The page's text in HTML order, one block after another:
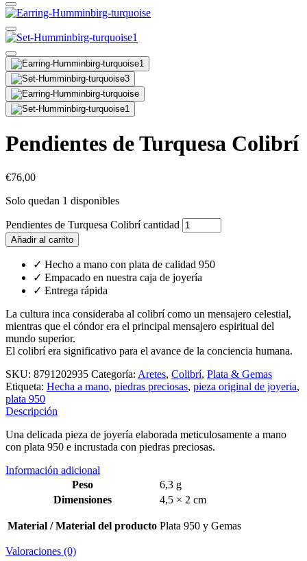
Pendientes de Turquesa Colibrí
€76,00
Solo quedan 1 disponibles
Pendientes de Turquesa Colibrí cantidad
Añadir al carrito
✓ Hecho a mano con plata de calidad 950
✓ Empacado en nuestra caja de joyería
✓ Entrega rápida
La cultura inca consideraba al colibrí como un mensajero celestial,
mientras que el cóndor era el principal mensajero espiritual del
mundo superior.
El colibrí era significativo para el avance de la conciencia humana.
SKU: 8791202935 Categoría: Aretes, Colibrí, Plata & Gemas
Etiqueta: Hecha a mano, piedras preciosas, pieza original de joyeria,
plata 950
Descripción
Una delicada pieza de joyería elaborada meticulosamente a mano
con plata 950 e incrustada con piedras preciosas.
Información adicional
Peso
6,3 g
Dimensiones
4,5 × 2 cm
Material / Material del producto Plata 950 y Gemas
Valoraciones (0)